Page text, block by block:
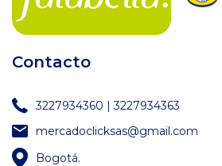
Contacto
3227934360 | 3227934363
mercadoclicksas@gmail.com
Bogotá.